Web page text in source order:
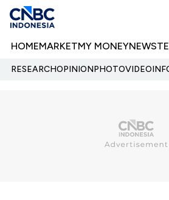
HOMEMARKETMY MONEYNEWS
RESEARCHOPINIONPHOTOVIDEO